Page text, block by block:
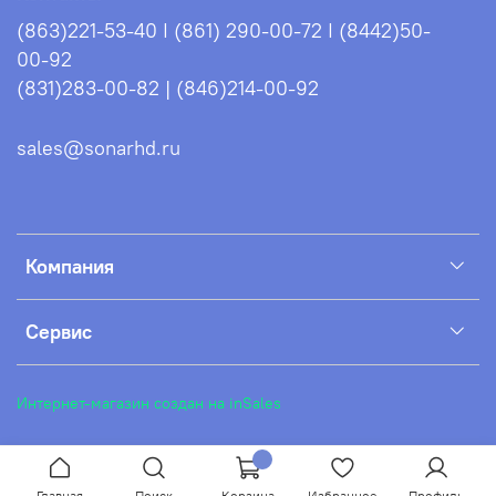
• в комплекте идет кабель с ответным
коннектором для разъема SP16 с клеммами (тип
крокодил).
Всё это позволяет подзаряжать АКБ прямо от
работающего мотора.
Полная шумоизоляция капота способствует
снижению поступающего шума от работающего
Подшипники японского бренда NSK
качественного японского бренда NSK.
Карбюратор TEIKEI
Улучшенный карбюратор японского бренда TEIKEI
Компания
Сервис
(863)221-53-40 I (861) 290-00-72 I (8442)50-
00-92
(831)283-00-82 | (846)214-00-92
sales@sonarhd.ru
Интернет-магазин создан на inSales